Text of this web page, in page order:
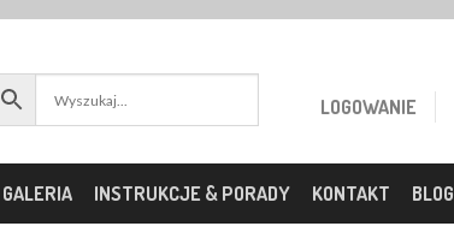
LOGOWANIE
GALERIA INSTRUKCJE & PORADY KONTAKT BLOG